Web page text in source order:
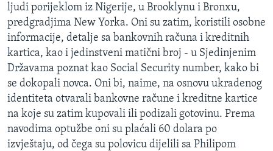
ljudi porijeklom iz Nigerije, u Brooklynu i Bronxu,
predgradjima New Yorka. Oni su zatim, koristili osobne
informacije, detalje sa bankovnih računa i kreditnih
kartica, kao i jedinstveni matični broj - u Sjedinjenim
Državama poznat kao Social Security number, kako bi
se dokopali novca. Oni bi, naime, na osnovu ukradenog
identiteta otvarali bankovne račune i kreditne kartice
na koje su zatim kupovali ili podizali gotovinu. Prema
navodima optužbe oni su plaćali 60 dolara po
izvještaju, od čega su polovicu dijelili sa Philipom